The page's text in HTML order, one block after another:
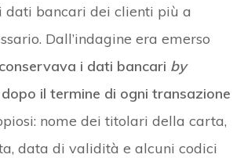
dati bancari dei clienti più a
Dall’indagine era emerso
conservava i dati bancari by
il termine di ogni transazione
nome dei titolari della carta,
data di validità e alcuni codici